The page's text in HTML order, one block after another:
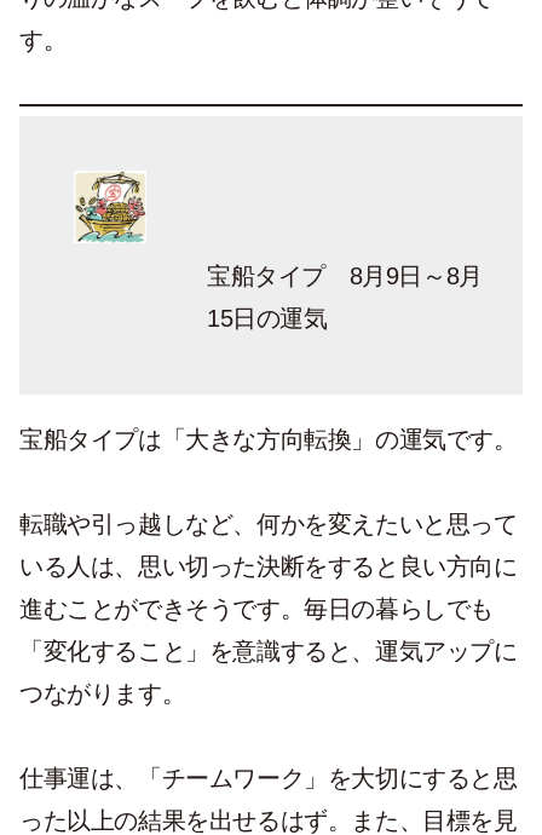
す。
宝船タイプ 8月9日～8月
15日の運気
宝船タイプは「大きな方向転換」の運気です。
転職や引っ越しなど、何かを変えたいと思って
いる人は、思い切った決断をすると良い方向に
進むことができそうです。毎日の暮らしでも
「変化すること」を意識すると、運気アップに
つながります。
仕事運は、「チームワーク」を大切にすると思
った以上の結果を出せるはず。また、目標を見